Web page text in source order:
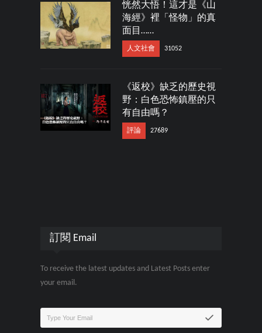
恍然大悟！這才是《山
海經》裡「怪物」的真
面目……
人文社會 31052
《返校》缺乏的歷史視
野：白色恐怖鎮壓的只
有自由嗎？
評論 27689
訂閱 Email
To receive the latest updates and Latest Posts enter
your email.